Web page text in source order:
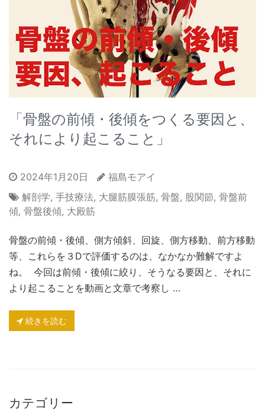
「骨盤の前傾・後傾をつくる要因と、
それにより起こること」
2024年1月20日
福島モアイ
解剖学, 手技療法, 大腿筋膜張筋, 骨盤, 股関節, 骨盤前
傾, 骨盤後傾, 大殿筋
骨盤の前傾・後傾、側方傾斜、回旋、側方移動、前方移動
等、これらを３Dで評価するのは、なかなか難解ですよ
ね。 今回は前傾・後傾に絞り、そうなる要因と、それに
より起こることを動画と文章で考察し …
続きを読む
カテゴリー